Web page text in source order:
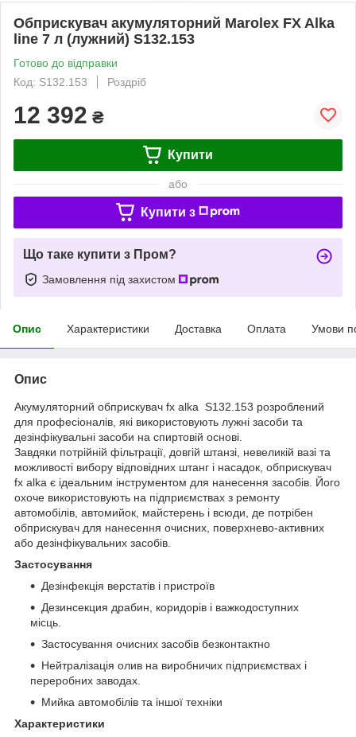
Обприскувач акумуляторний Marolex FX Alka
line 7 л (лужний) S132.153
Готово до відправки
Код: S132.153
Роздріб
12 392 ₴
Купити
або
Купити з
Що таке купити з Пром?
Замовлення під захистом
Опис Характеристики Доставка Оплата Умови
Опис
Акумуляторний обприскувач fx alka S132.153 розроблений
для професіоналів, які використовують лужні засоби та
дезінфікувальні засоби на спиртовій основі.
Завдяки потрійній фільтрації, довгій штанзі, невеликій вазі та
можливості вибору відповідних штанг і насадок, обприскувач
fx alka є ідеальним інструментом для нанесення засобів. Його
охоче використовують на підприємствах з ремонту
автомобілів, автомийок, майстерень і всюди, де потрібен
обприскувач для нанесення очисних, поверхнево-активних
або дезінфікувальних засобів.
Застосування
Дезінфекція верстатів і пристроїв
Дезинсекция драбин, коридорів і важкодоступних
місць.
Застосування очисних засобів безконтактно
Нейтралізація олив на виробничих підприємствах і
переробних заводах.
Мийка автомобілів та іншої техніки
Характеристики